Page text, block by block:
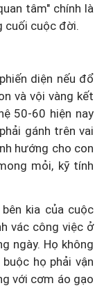
tâm" chính là
cuối cuộc đời.
diện nếu đổ
và vội vàng kết
50-60 hiện nay
gánh trên vai
hướng cho con
mỏi, kỹ tính
kia của cuộc
vác công việc ở
ngày. Họ không
họ phải vận
với cơm áo gạo